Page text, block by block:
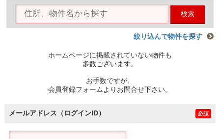
検索
絞り込んで物件を探す
ホームページに掲載されていない物件も
多数ございます。
お手数ですが、
会員登録フォームよりお問合せ下さい。
メールアドレス（ログインID） 必須